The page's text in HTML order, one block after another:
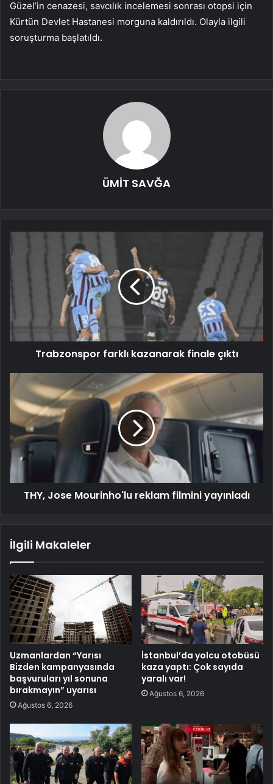
Güzel’in cenazesi, savcılık incelemesi sonrası otopsi için
Kürtün Devlet Hastanesi morguna kaldırıldı. Olayla ilgili
soruşturma başlatıldı.
ÜMİT SAVĞA
Trabzonspor farklı kazanarak finale çıktı
THY, Jose Mourinho'lu reklam filmini yayınladı
İlgili Makaleler
Uzmanlardan “Yarısı
Bizden kampanyasında
başvuruları yıl sonuna
bırakmayın” uyarısı
Ağustos 6, 2026
İstanbul’da yolcu otobüsü
kaza yaptı: Çok sayıda
yaralı var!
Ağustos 6, 2026